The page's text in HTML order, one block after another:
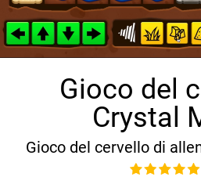
Gioco del
Crystal
Gioco del cervello di